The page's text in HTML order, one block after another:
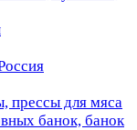
прессы для мяса
банок, банок